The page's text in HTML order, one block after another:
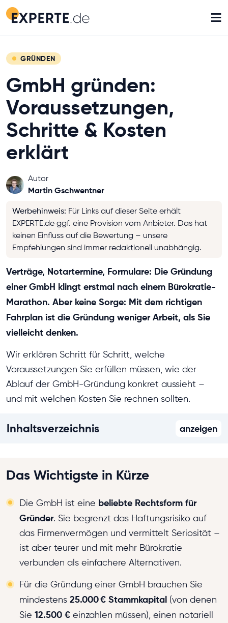
≡
GRÜNDEN
GmbH gründen:
Voraussetzungen,
Schritte & Kosten
erklärt
Autor
Martin Gschwentner
Werbehinweis: Für Links auf dieser Seite erhält
EXPERTE.de ggf. eine Provision vom Anbieter. Das hat
keinen Einfluss auf die Bewertung – unsere
Empfehlungen sind immer redaktionell unabhängig.
Verträge, Notartermine, Formulare: Die Gründung
einer GmbH klingt erstmal nach einem Bürokratie-
Marathon. Aber keine Sorge: Mit dem richtigen
Fahrplan ist die Gründung weniger Arbeit, als Sie
vielleicht denken.
Wir erklären Schritt für Schritt, welche
Voraussetzungen Sie erfüllen müssen, wie der
Ablauf der GmbH-Gründung konkret aussieht –
und mit welchen Kosten Sie rechnen sollten.
Inhaltsverzeichnis anzeigen
Das Wichtigste in Kürze
Die GmbH ist eine beliebte Rechtsform für
Gründer. Sie begrenzt das Haftungsrisiko auf
das Firmenvermögen und vermittelt Seriosität –
ist aber teurer und mit mehr Bürokratie
verbunden als einfachere Alternativen.
Für die Gründung einer GmbH brauchen Sie
mindestens 25.000 € Stammkapital (von denen
Sie 12.500 € einzahlen müssen), einen notariell